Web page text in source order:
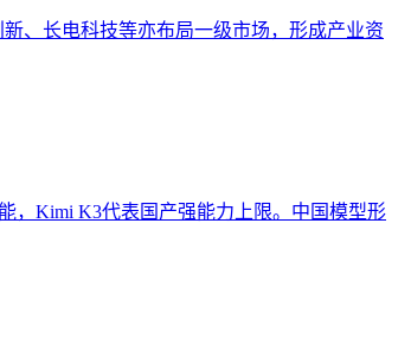
、长电科技等亦布局一级市场，形成产业资
，Kimi K3代表国产强能力上限。中国模型形